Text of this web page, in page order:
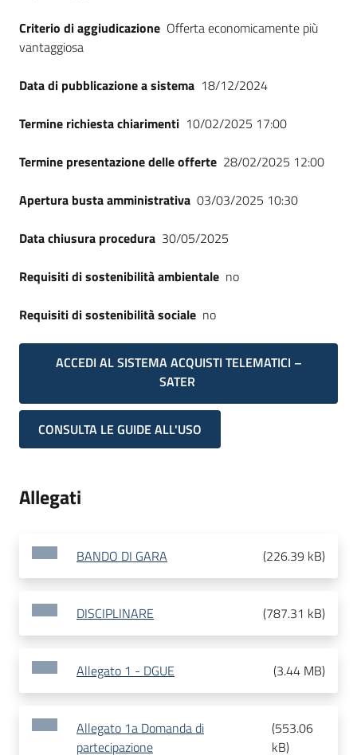
Criterio di aggiudicazione Offerta economicamente più
vantaggiosa
Data di pubblicazione a sistema 18/12/2024
Termine richiesta chiarimenti 10/02/2025 17:00
Termine presentazione delle offerte 28/02/2025 12:00
Apertura busta amministrativa 03/03/2025 10:30
Data chiusura procedura 30/05/2025
Requisiti di sostenibilità ambientale no
Requisiti di sostenibilità sociale no
ACCEDI AL SISTEMA ACQUISTI TELEMATICI –
SATER
CONSULTA LE GUIDE ALL'USO
Allegati
BANDO DI GARA (226.39 kB)
DISCIPLINARE (787.31 kB)
Allegato 1 - DGUE (3.44 MB)
Allegato 1a Domanda di
partecipazione
(553.06
kB)